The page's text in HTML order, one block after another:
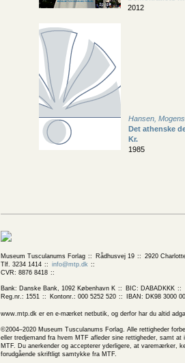
2012
Hansen,
Det athenske
Kr.
1985
Museum Tusculanums Forlag Rådhusvej 19
2920
Tlf. 3234 1414
info@mtp.dk
CVR: 8876 8418
Bank: Danske Bank, 1092 København K
BIC: DABADKKK
Reg.nr.: 1551
Kontonr.: 000 5252 520 IBAN: DK98 3000
www.mtp.dk er en e-mærket netbutik, og derfor har du altid
©2004–2020 Museum Tusculanums Forlag. Alle rettigheder
eller tredjemand fra hvem MTF afleder sine rettigheder, samt
MTF. Du anerkender og accepterer yderligere, at varemærker,
forudgående skriftligt samtykke fra MTF.